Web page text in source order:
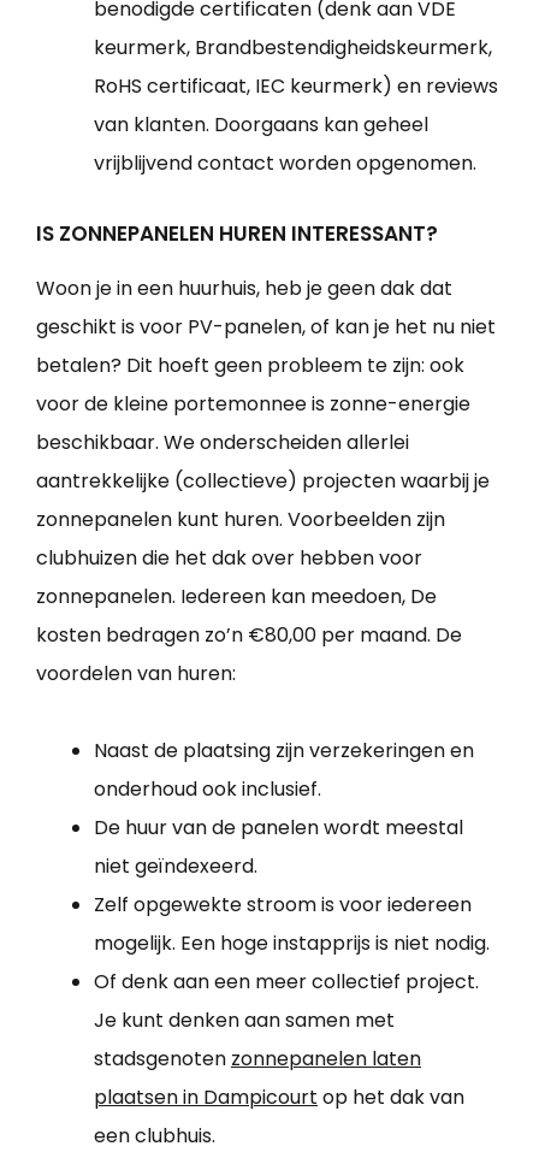
benodigde certificaten (denk aan VDE
keurmerk, Brandbestendigheidskeurmerk,
RoHS certificaat, IEC keurmerk) en reviews
van klanten. Doorgaans kan geheel
vrijblijvend contact worden opgenomen.
IS ZONNEPANELEN HUREN INTERESSANT?
Woon je in een huurhuis, heb je geen dak dat
geschikt is voor PV-panelen, of kan je het nu niet
betalen? Dit hoeft geen probleem te zijn: ook
voor de kleine portemonnee is zonne-energie
beschikbaar. We onderscheiden allerlei
aantrekkelijke (collectieve) projecten waarbij je
zonnepanelen kunt huren. Voorbeelden zijn
clubhuizen die het dak over hebben voor
zonnepanelen. Iedereen kan meedoen, De
kosten bedragen zo’n €80,00 per maand. De
voordelen van huren:
Naast de plaatsing zijn verzekeringen en
onderhoud ook inclusief.
De huur van de panelen wordt meestal
niet geïndexeerd.
Zelf opgewekte stroom is voor iedereen
mogelijk. Een hoge instapprijs is niet nodig.
Of denk aan een meer collectief project.
Je kunt denken aan samen met
stadsgenoten zonnepanelen laten
plaatsen in Dampicourt op het dak van
een clubhuis.